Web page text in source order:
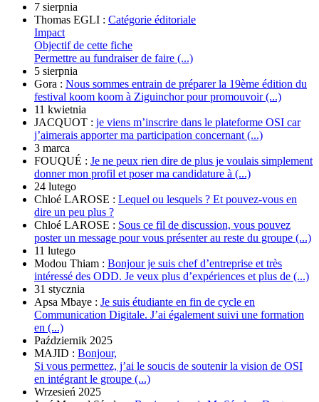
7 sierpnia
Thomas EGLI : Catégorie éditoriale
Impact
Objectif de cette fiche
Permettre au fundraiser de faire (...)
5 sierpnia
Gora : Nous sommes entrain de préparer la 19ème édition du
festival koom koom à Ziguinchor pour promouvoir (...)
11 kwietnia
JACQUOT : je viens m’inscrire dans le plateforme OSI car
j’aimerais apporter ma participation concernant (...)
3 marca
FOUQUÉ : Je ne peux rien dire de plus je voulais simplement
donner mon profil et poser ma candidature à (...)
24 lutego
Chloé LAROSE : Lequel ou lesquels ? Et pouvez-vous en
dire un peu plus ?
Chloé LAROSE : Sous ce fil de discussion, vous pouvez
poster un message pour vous présenter au reste du groupe (...)
11 lutego
Modou Thiam : Bonjour je suis chef d’entreprise et très
intéressé des ODD. Je veux plus d’expériences et plus de (...)
31 stycznia
Apsa Mbaye : Je suis étudiante en fin de cycle en
Communication Digitale. J’ai également suivi une formation
en (...)
Październik 2025
MAJID : Bonjour,
Si vous permettez, j’ai le soucis de soutenir la vision de OSI
en intégrant le groupe (...)
Wrzesień 2025